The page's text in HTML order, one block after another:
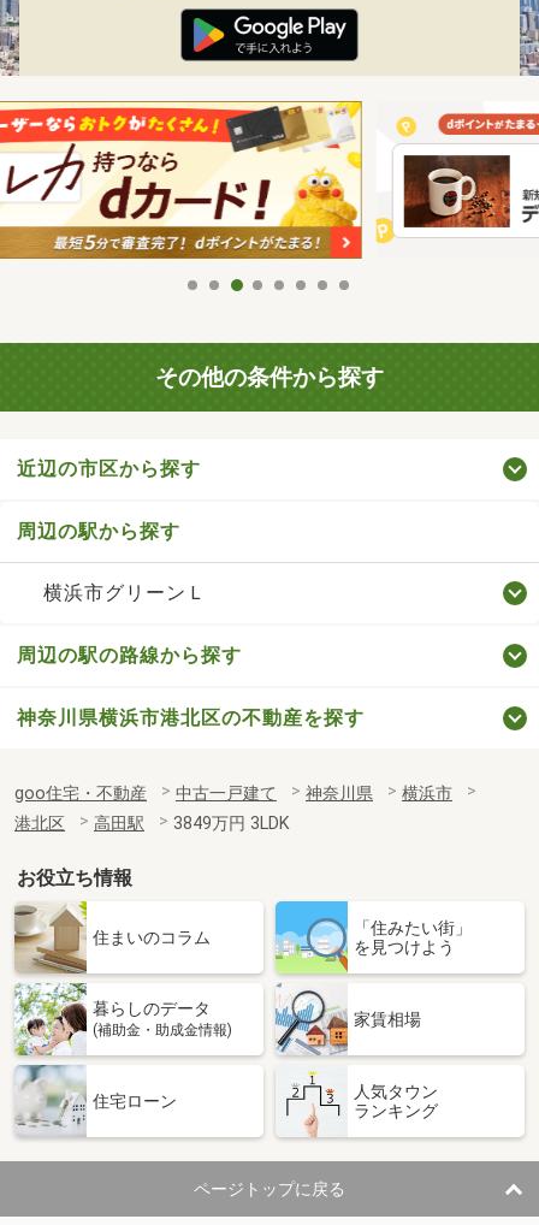
その他の条件から探す
近辺の市区から探す
周辺の駅から探す
横浜市グリーンＬ
周辺の駅の路線から探す
神奈川県横浜市港北区の不動産を探す
goo住宅・不動産 中古一戸建て 神奈川県
横浜市
港北区
高田駅 3849万円 3LDK
お役立ち情報
住まいのコラム
「住みたい街」
を見つけよう
暮らしのデータ
(補助金・助成金情報)
家賃相場
住宅ローン
人気タウン
ランキング
ページトップに戻る